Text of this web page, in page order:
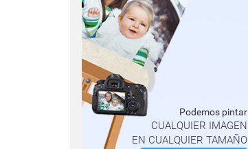
Podemos pintar
CUALQUIER IMAGEN
EN CUALQUIER TAMAÑO